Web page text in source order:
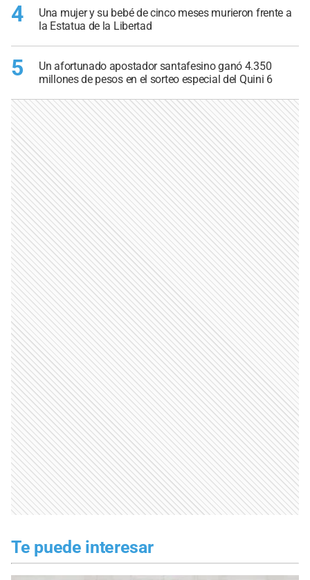
4
Una mujer y su bebé de cinco meses murieron frente a
la Estatua de la Libertad
5
Un afortunado apostador santafesino ganó 4.350
millones de pesos en el sorteo especial del Quini 6
Te puede interesar